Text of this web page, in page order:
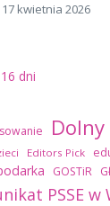
17 kwietnia 2026
dni
Dolny
Editors Pick
GOSTiR
PSSE w